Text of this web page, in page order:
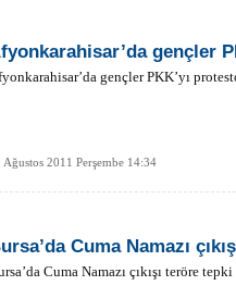
gençler
gençler PKK’yı
Ağustos 2011 Perşembe 14:34
Cuma Namazı
Cuma Namazı çıkışı teröre